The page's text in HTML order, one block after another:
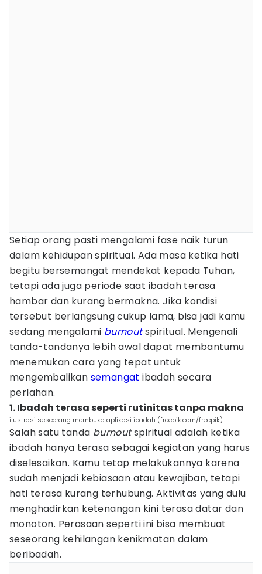
Setiap orang pasti mengalami fase naik turun
dalam kehidupan spiritual. Ada masa ketika hati
begitu bersemangat mendekat kepada Tuhan,
tetapi ada juga periode saat ibadah terasa
hambar dan kurang bermakna. Jika kondisi
tersebut berlangsung cukup lama, bisa jadi kamu
sedang mengalami burnoutspiritual. Mengenali
tanda-tandanya lebih awal dapat membantumu
menemukan cara yang tepat untuk
mengembalikan semangatibadah secara
perlahan.
1. Ibadah terasa seperti rutinitas tanpa makna
ilustrasi seseorang membuka aplikasi ibadah (freepik.com/freepik)
Salah satu tanda burnoutspiritual adalah ketika
ibadah hanya terasa sebagai kegiatan yang harus
diselesaikan. Kamu tetap melakukannya karena
sudah menjadi kebiasaan atau kewajiban, tetapi
hati terasa kurang terhubung. Aktivitas yang dulu
menghadirkan ketenangan kini terasa datar dan
monoton. Perasaan seperti ini bisa membuat
seseorang kehilangan kenikmatan dalam
beribadah.